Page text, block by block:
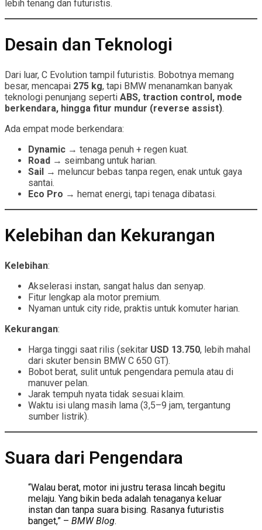
lebih tenang dan futuristis.
Desain dan Teknologi
Dari luar, C Evolution tampil futuristis. Bobotnya memang
besar, mencapai 275 kg, tapi BMW menanamkan banyak
teknologi penunjang seperti ABS, traction control, mode
berkendara, hingga fitur mundur (reverse assist).
Ada empat mode berkendara:
Dynamic → tenaga penuh + regen kuat.
Road → seimbang untuk harian.
Sail → meluncur bebas tanpa regen, enak untuk gaya
santai.
Eco Pro → hemat energi, tapi tenaga dibatasi.
Kelebihan dan Kekurangan
Kelebihan:
Akselerasi instan, sangat halus dan senyap.
Fitur lengkap ala motor premium.
Nyaman untuk city ride, praktis untuk komuter harian.
Kekurangan:
Harga tinggi saat rilis (sekitar USD 13.750, lebih mahal
dari skuter bensin BMW C 650 GT).
Bobot berat, sulit untuk pengendara pemula atau di
manuver pelan.
Jarak tempuh nyata tidak sesuai klaim.
Waktu isi ulang masih lama (3,5–9 jam, tergantung
sumber listrik).
Suara dari Pengendara
“Walau berat, motor ini justru terasa lincah begitu
melaju. Yang bikin beda adalah tenaganya keluar
instan dan tanpa suara bising. Rasanya futuristis
banget,” – BMW Blog.